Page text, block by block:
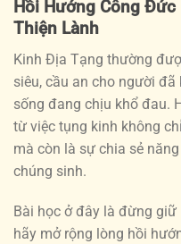
Hồi Hướng Công
Thiện Lành
Kinh Địa Tạng thường
siêu, cầu an cho người
sống đang chịu khổ đau.
từ việc tụng kinh không
mà còn là sự chia sẻ
chúng sinh.
Bài học ở đây là đừng
hãy mở rộng lòng hồi